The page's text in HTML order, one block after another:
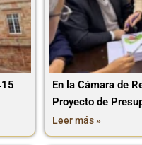
En la Cámara de
Proyecto de
Leer más »